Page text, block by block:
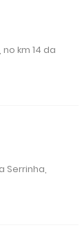
km 14 da
Serrinha,